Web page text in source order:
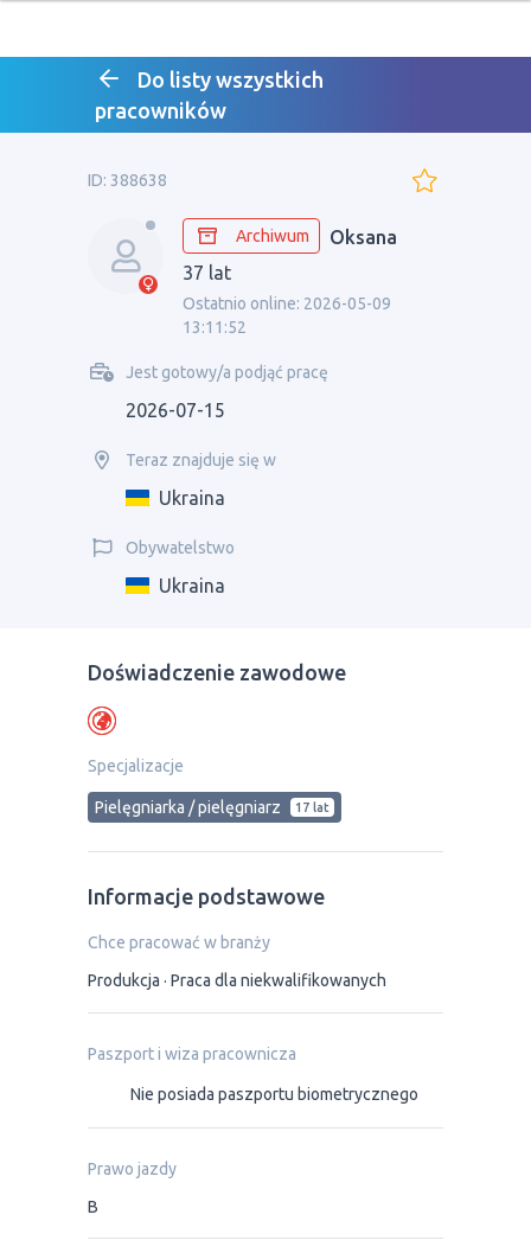
Do listy wszystkich
pracowników
ID: 388638
Archiwum
Oksana
37 lat
Ostatnio online: 2026-05-09
13:11:52
Jest gotowy/a podjąć pracę
2026-07-15
Teraz znajduje się w
Ukraina
Obywatelstwo
Ukraina
Doświadczenie zawodowe
Specjalizacje
Pielęgniarka / pielęgniarz 17 lat
Informacje podstawowe
Chce pracować w branży
Produkcja
Praca dla niekwalifikowanych
Paszport i wiza pracownicza
Nie posiada paszportu biometrycznego
Prawo jazdy
B